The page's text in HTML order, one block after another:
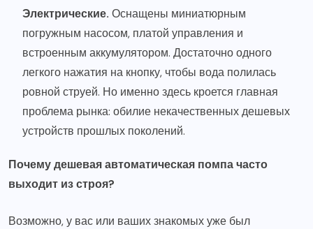
Электрические. Оснащены миниатюрным
погружным насосом, платой управления и
встроенным аккумулятором. Достаточно одного
легкого нажатия на кнопку, чтобы вода полилась
ровной струей. Но именно здесь кроется главная
проблема рынка: обилие некачественных дешевых
устройств прошлых поколений.
Почему дешевая автоматическая помпа часто
выходит из строя?
Возможно, у вас или ваших знакомых уже был